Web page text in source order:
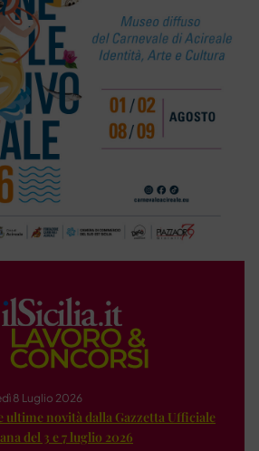
8 Luglio 2026
ultime novità dalla Gazzetta Ufficiale
del 3 e 7 luglio 2026